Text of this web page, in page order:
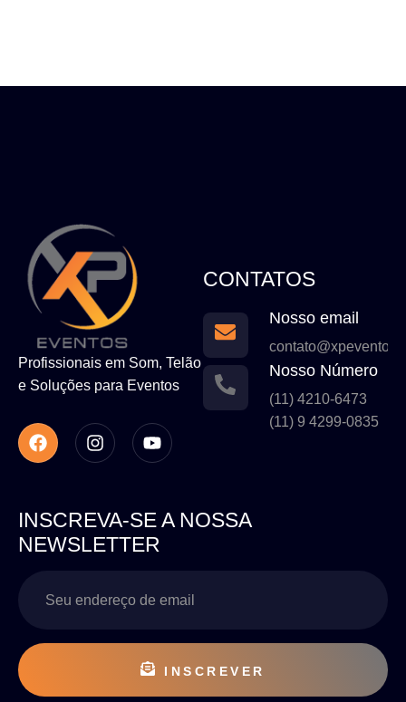
Profissionais em Som, Telão
e Soluções para Eventos
CONTATOS
Nosso email
Nosso Número
(11) 4210-6473
(11) 9 4299-0835
INSCREVA-SE A NOSSA
NEWSLETTER
INSCREVER